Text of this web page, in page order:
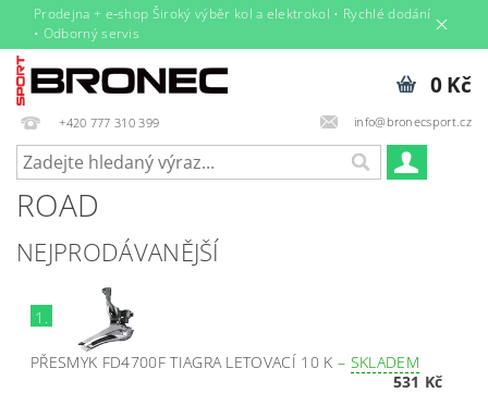
Prodejna + e‑shop Široký výběr kol a elektrokol • Rychlé dodání
• Odborný servis
+420 777 310 399 info@bronecsport.cz
0 Kč
ROAD
NEJPRODÁVANĚJŠÍ
1.
PŘESMYK FD4700F TIAGRA LETOVACÍ 10 K – SKLADEM
531 Kč